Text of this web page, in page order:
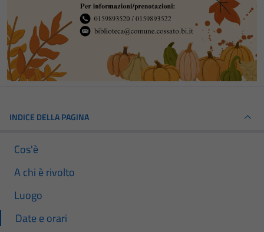
INDICE DELLA PAGINA
Cos'è
A chi è rivolto
Luogo
Date e orari